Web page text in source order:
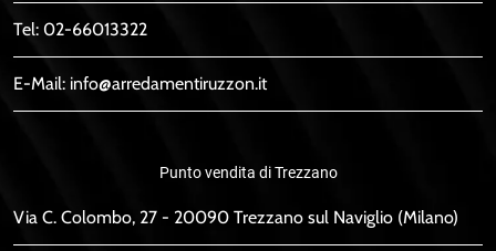
Tel: 02-66013322
E-Mail: info@arredamentiruzzon.it
Punto vendita di Trezzano
Via C. Colombo, 27 - 20090 Trezzano sul Naviglio (Milano)